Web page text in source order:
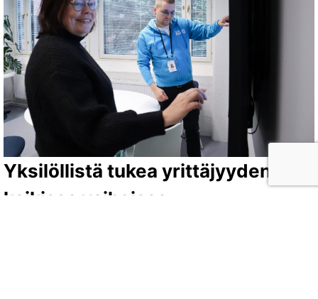
Yksilöllistä tukea yrittäjyyden
kaikissa vaiheissa